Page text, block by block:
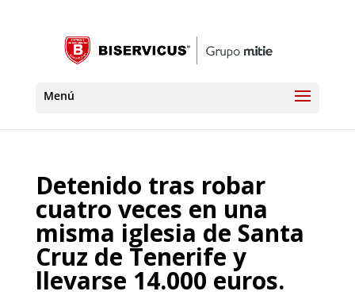
Detenido tras robar
cuatro veces en una
misma iglesia de Santa
Cruz de Tenerife y
llevarse 14.000 euros.